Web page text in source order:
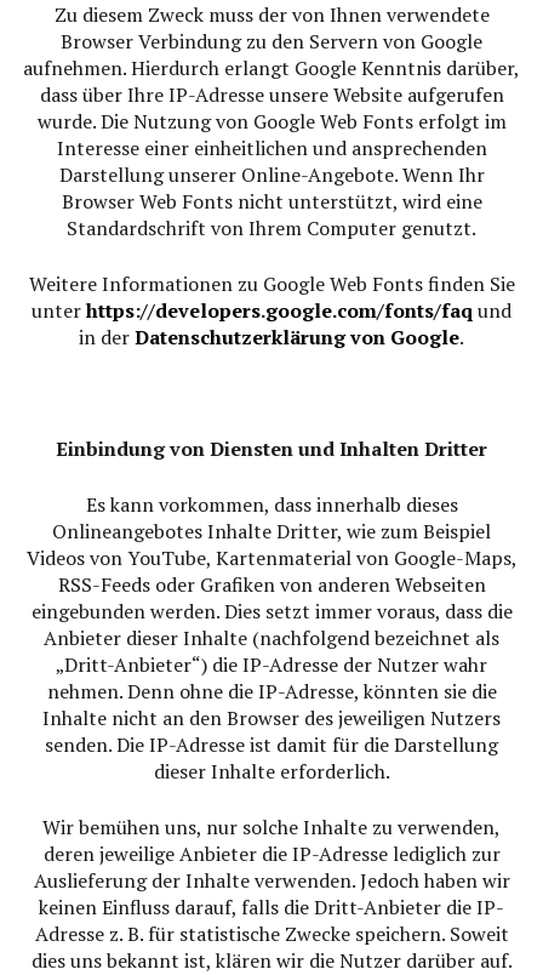
Zu diesem Zweck muss der von Ihnen verwendete
Browser Verbindung zu den Servern von Google
aufnehmen. Hierdurch erlangt Google Kenntnis darüber,
dass über Ihre IP-Adresse unsere Website aufgerufen
wurde. Die Nutzung von Google Web Fonts erfolgt im
Interesse einer einheitlichen und ansprechenden
Darstellung unserer Online-Angebote. Wenn Ihr
Browser Web Fonts nicht unterstützt, wird eine
Standardschrift von Ihrem Computer genutzt.
Weitere Informationen zu Google Web Fonts finden Sie
unterhttps://developers.google.com/fonts/faq und
in derDatenschutzerklärung von Google.
Einbindung von Diensten und Inhalten Dritter
Es kann vorkommen, dass innerhalb dieses
Onlineangebotes Inhalte Dritter, wie zum Beispiel
Videos von YouTube, Kartenmaterial von Google-Maps,
RSS-Feeds oder Grafiken von anderen Webseiten
eingebunden werden. Dies setzt immer voraus, dass die
Anbieter dieser Inhalte (nachfolgend bezeichnet als
„Dritt-Anbieter“) die IP-Adresse der Nutzer wahr
nehmen. Denn ohne die IP-Adresse, könnten sie die
Inhalte nicht an den Browser des jeweiligen Nutzers
senden. Die IP-Adresse ist damit für die Darstellung
dieser Inhalte erforderlich.
Wir bemühen uns, nur solche Inhalte zu verwenden,
deren jeweilige Anbieter die IP-Adresse lediglich zur
Auslieferung der Inhalte verwenden. Jedoch haben wir
keinen Einfluss darauf, falls die Dritt-Anbieter die IP-
Adresse z. B. für statistische Zwecke speichern. Soweit
dies uns bekannt ist, klären wir die Nutzer darüber auf.